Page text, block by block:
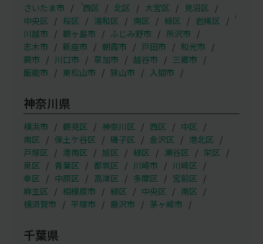
さいたま市 （西区 北区 大宮区
見沼区
中央区
桜区 浦和区 南区 緑区 岩槻区 ）
川越市 鶴ヶ島市 ふじみ野市
所沢市
志木市
新座市 朝霞市 戸田市
和光市
蕨市
川口市 草加市 越谷市
三郷市
飯能市
東松山市 狭山市 入間市
神奈川県
横浜市 鶴見区 神奈川区 西区
中区
南区
保土ケ谷区 磯子区 金沢区
港北区
戸塚区
港南区 旭区 緑区 瀬谷区
栄区
泉区
青葉区 都筑区 川崎市
川崎区
幸区
中原区 高津区 多摩区
宮前区
麻生区
相模原市 緑区 中央区
南区
横須賀市
平塚市 藤沢市 茅ヶ崎市
千葉県